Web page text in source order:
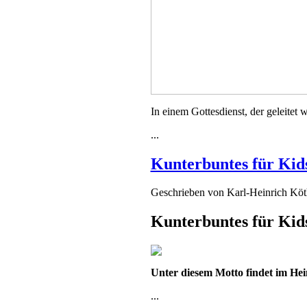
In einem Gottesdienst, der geleitet
...
Kunterbuntes für
Geschrieben von Karl-Heinrich
Kunterbuntes für
Unter diesem Motto findet im
...